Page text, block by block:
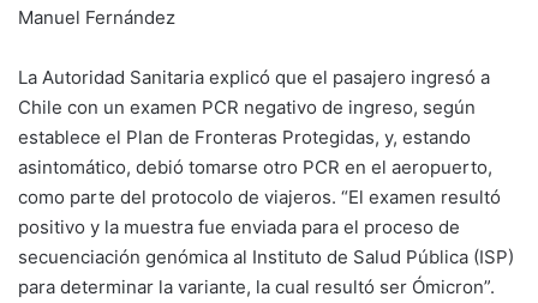
Manuel Fernández
La Autoridad Sanitaria explicó que el pasajero ingresó a
Chile con un examen PCR negativo de ingreso, según
establece el Plan de Fronteras Protegidas, y, estando
asintomático, debió tomarse otro PCR en el aeropuerto,
como parte del protocolo de viajeros. “El examen resultó
positivo y la muestra fue enviada para el proceso de
secuenciación genómica al Instituto de Salud Pública (ISP)
para determinar la variante, la cual resultó ser Ómicron”.